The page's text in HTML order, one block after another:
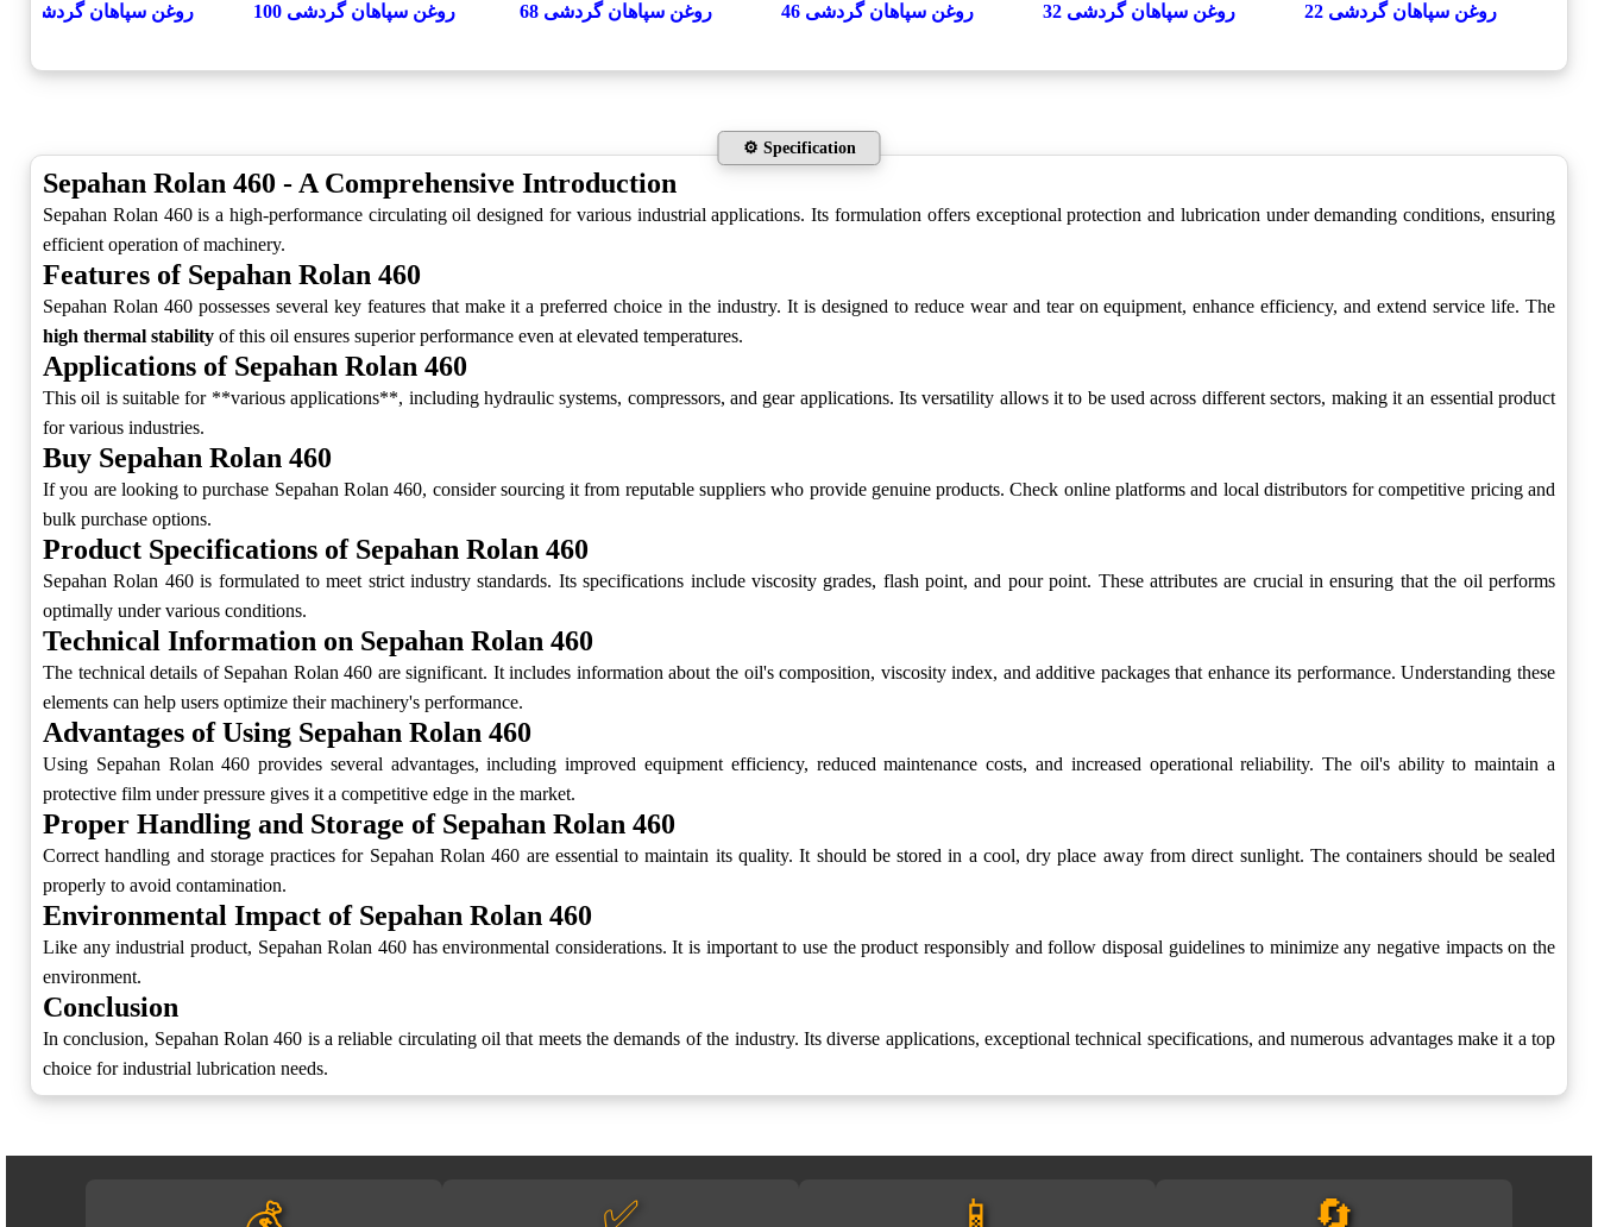
روغن سپاهان گردشی 22 روغن سپاهان گردشی 32 روغن سپاهان گردشی 46 روغن سپاهان گردشی 68 روغن سپاهان گردشی 100 روغن سپاهان گردشی 150
⚙️ Specification
Sepahan Rolan 460 - A Comprehensive Introduction
Sepahan Rolan 460 is a high-performance circulating oil designed for various industrial applications. Its formulation offers exceptional protection and lubrication under demanding conditions, ensuring
efficient operation of machinery.
Features of Sepahan Rolan 460
Sepahan Rolan 460 possesses several key features that make it a preferred choice in the industry. It is designed to reduce wear and tear on equipment, enhance efficiency, and extend service life. The
high thermal stability of this oil ensures superior performance even at elevated temperatures.
Applications of Sepahan Rolan 460
This oil is suitable for **various applications**, including hydraulic systems, compressors, and gear applications. Its versatility allows it to be used across different sectors, making it an essential product
for various industries.
Buy Sepahan Rolan 460
If you are looking to purchase Sepahan Rolan 460, consider sourcing it from reputable suppliers who provide genuine products. Check online platforms and local distributors for competitive pricing and
bulk purchase options.
Product Specifications of Sepahan Rolan 460
Sepahan Rolan 460 is formulated to meet strict industry standards. Its specifications include viscosity grades, flash point, and pour point. These attributes are crucial in ensuring that the oil performs
optimally under various conditions.
Technical Information on Sepahan Rolan 460
The technical details of Sepahan Rolan 460 are significant. It includes information about the oil's composition, viscosity index, and additive packages that enhance its performance. Understanding these
elements can help users optimize their machinery's performance.
Advantages of Using Sepahan Rolan 460
Using Sepahan Rolan 460 provides several advantages, including improved equipment efficiency, reduced maintenance costs, and increased operational reliability. The oil's ability to maintain a
protective film under pressure gives it a competitive edge in the market.
Proper Handling and Storage of Sepahan Rolan 460
Correct handling and storage practices for Sepahan Rolan 460 are essential to maintain its quality. It should be stored in a cool, dry place away from direct sunlight. The containers should be sealed
properly to avoid contamination.
Environmental Impact of Sepahan Rolan 460
Like any industrial product, Sepahan Rolan 460 has environmental considerations. It is important to use the product responsibly and follow disposal guidelines to minimize any negative impacts on the
environment.
Conclusion
In conclusion, Sepahan Rolan 460 is a reliable circulating oil that meets the demands of the industry. Its diverse applications, exceptional technical specifications, and numerous advantages make it a top
choice for industrial lubrication needs.
🔄
📱
✅